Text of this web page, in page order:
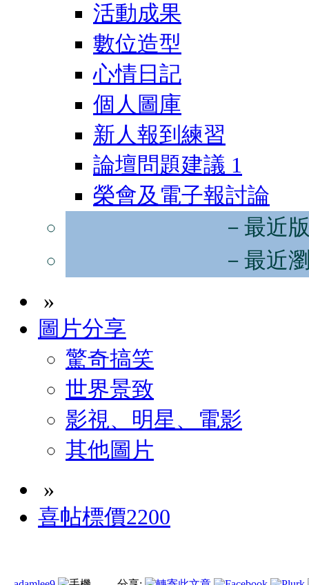
活動成果
數位造型
心情日記
個人圖庫
新人報到練習
論壇問題建議 1
榮會及電子報討論
－最近
－最近
»
圖片分享
驚奇搞笑
世界景致
影視、明星、電影
其他圖片
»
喜帖標價2200